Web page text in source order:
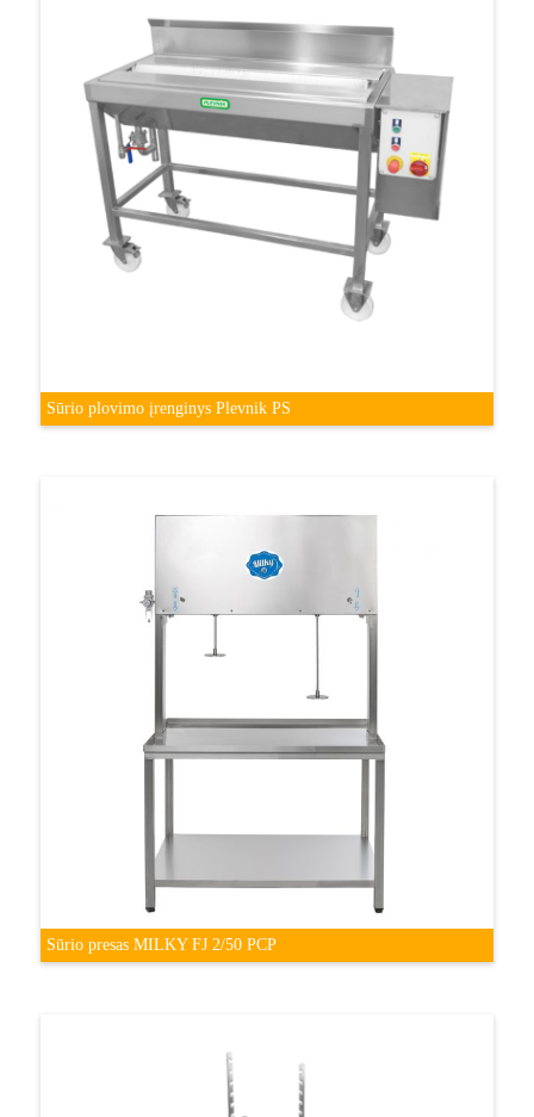
Sūrio plovimo įrenginys Plevnik PS
Sūrio presas MILKY FJ 2/50 PCP